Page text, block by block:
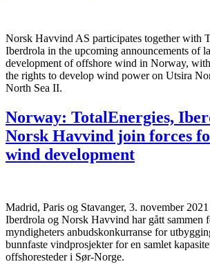
Norsk Havvind AS participates together with
Iberdrola in the upcoming announcements of
development of offshore wind in Norway,
the rights to develop wind power on Utsira
North Sea II.
Norway: TotalEnergies,
Norsk Havvind join forces
wind development
Madrid, Paris og Stavanger, 3. november
Iberdrola og Norsk Havvind har gått sammen
myndigheters anbudskonkurranse for
bunnfaste vindprosjekter for en samlet
offshoresteder i Sør-Norge.